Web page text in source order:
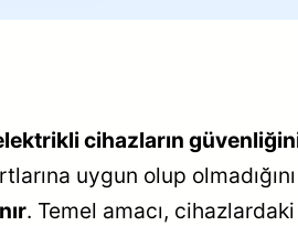
cihazların
uygun olup
. Temel amacı,